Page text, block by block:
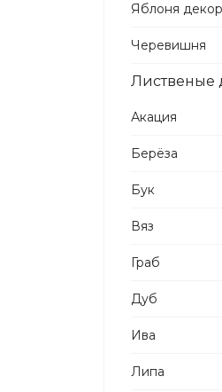
Яблоня
Черевишня
Лиственые
Акация
Берёза
Бук
Вяз
Граб
Дуб
Ива
Липа